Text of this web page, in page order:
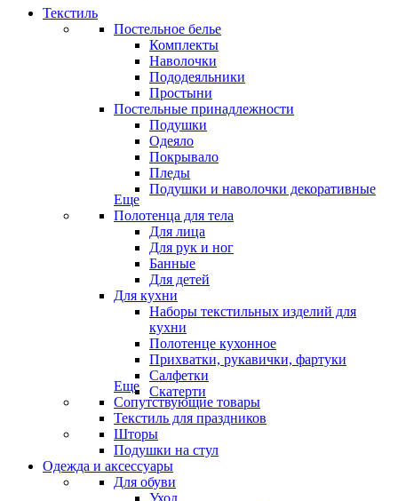
Текстиль
Постельное белье
Комплекты
Наволочки
Пододеяльники
Простыни
Постельные принадлежности
Подушки
Одеяло
Покрывало
Пледы
Подушки и наволочки декоративные
Еще
Полотенца для тела
Для лица
Для рук и ног
Банные
Для детей
Для кухни
Наборы текстильных изделий для
кухни
Полотенце кухонное
Прихватки, рукавички, фартуки
Салфетки
Скатерти
Еще
Сопутствующие товары
Текстиль для праздников
Шторы
Подушки на стул
Одежда и аксессуары
Для обуви
Уход